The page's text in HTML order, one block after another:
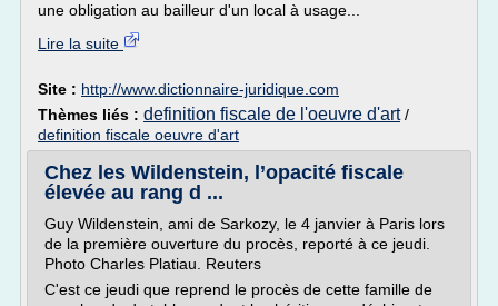
une obligation au bailleur d'un local à usage...
Lire la suite
Site : http://www.dictionnaire-juridique.com
Thèmes liés : definition fiscale de l'oeuvre d'art/
definition fiscale oeuvre d'art
Chez les Wildenstein, l’opacité fiscale
élevée au rang d ...
Guy Wildenstein, ami de Sarkozy, le 4 janvier à Paris lors
de la première ouverture du procès, reporté à ce jeudi.
Photo Charles Platiau. Reuters
C'est ce jeudi que reprend le procès de cette famille de